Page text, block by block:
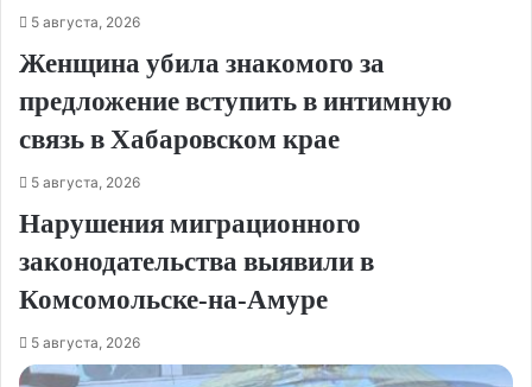
5 августа, 2026
Женщина убила знакомого за
предложение вступить в интимную
связь в Хабаровском крае
5 августа, 2026
Нарушения миграционного
законодательства выявили в
Комсомольске‑на‑Амуре
5 августа, 2026